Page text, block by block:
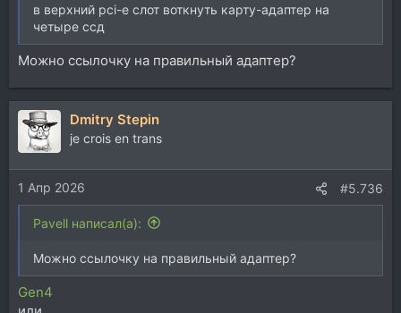
в верхний pci-e слот воткнуть карту-адаптер на
четыре ссд
Можно ссылочку на правильный адаптер?
Dmitry Stepin
je crois en trans
1 Апр 2026 #5.736
Pavell написал(а):
Можно ссылочку на правильный адаптер?
Gen4